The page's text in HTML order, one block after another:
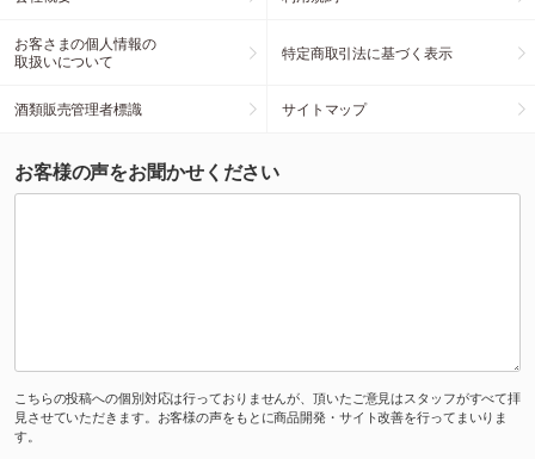
お客さまの個人情報の
取扱いについて
特定商取引法に基づく表示
酒類販売管理者標識 サイトマップ
お客様の声をお聞かせください
こちらの投稿への個別対応は行っておりませんが、頂いたご意見はスタッフがすべて拝
見させていただきます。お客様の声をもとに商品開発・サイト改善を行ってまいりま
す。